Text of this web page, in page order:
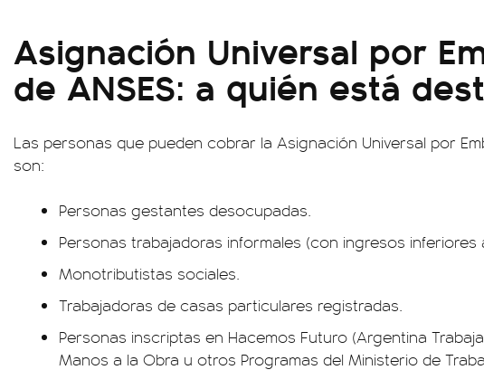
Asignación Universal por
de ANSES: a quién está
Las personas que pueden cobrar la Asignación Universal por
son:
Personas gestantes desocupadas.
Personas trabajadoras informales (con ingresos inferiores
Monotributistas sociales.
Trabajadoras de casas particulares registradas.
Personas inscriptas en Hacemos Futuro (Argentina
Manos a la Obra u otros Programas del Ministerio de